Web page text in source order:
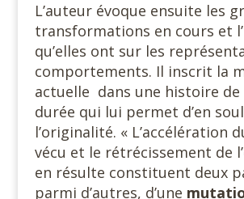
L’auteur évoque ensuite les
transformations en cours et
qu’elles ont sur les
comportements. Il inscrit la
actuelle dans une histoire de
durée qui lui permet d’en
l’originalité. « L’accélération
vécu et le rétrécissement de
en résulte constituent deux
parmi d’autres, d’une